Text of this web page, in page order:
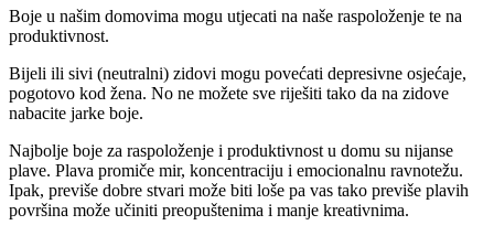
Boje u našim domovima mogu utjecati na naše raspoloženje te na
produktivnost.
Bijeli ili sivi (neutralni) zidovi mogu povećati depresivne osjećaje,
pogotovo kod žena. No ne možete sve riješiti tako da na zidove
nabacite jarke boje.
Najbolje boje za raspoloženje i produktivnost u domu su nijanse
plave. Plava promiče mir, koncentraciju i emocionalnu ravnotežu.
Ipak, previše dobre stvari može biti loše pa vas tako previše plavih
površina može učiniti preopuštenima i manje kreativnima.